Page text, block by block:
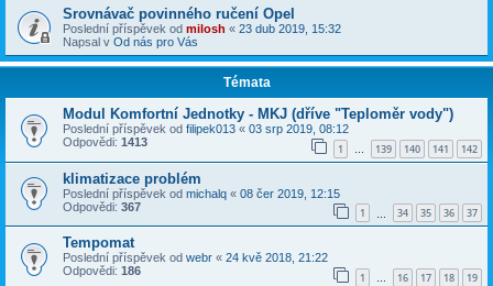
Srovnávač povinného ručení Opel
Poslední příspěvek od milosh « 23 dub 2019, 15:32
Napsal v Od nás pro Vás
Témata
Modul Komfortní Jednotky - MKJ (dříve "Teploměr vody")
Poslední příspěvek od filipek013 « 03 srp 2019, 08:12
Odpovědi: 1413 1 … 139 140 141 142
klimatizace problém
Poslední příspěvek od michalq « 08 čer 2019, 12:15
Odpovědi: 367 1 34 35 36 37
Tempomat
Poslední příspěvek od webr « 24 kvě 2018, 21:22
Odpovědi: 186 1 … 16 17 18 19